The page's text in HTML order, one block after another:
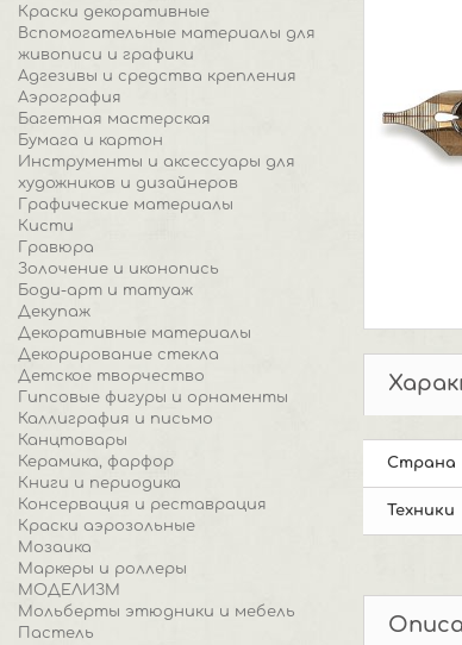
Краски декоративные
Вспомогательные материалы для
живописи и графики
Адгезивы и средства крепления
Аэрография
Багетная мастерская
Бумага и картон
Инструменты и аксессуары для
художников и дизайнеров
Графические материалы
Кисти
Гравюра
Золочение и иконопись
Боди-арт и татуаж
Декупаж
Декоративные материалы
Декорирование стекла
Детское творчество
Гипсовые фигуры и орнаменты
Каллиграфия и письмо
Канцтовары
Керамика, фарфор
Книги и периодика
Консервация и реставрация
Краски аэрозольные
Мозаика
Маркеры и роллеры
МОДЕЛИЗМ
Мольберты этюдники и мебель
Пастель
Страна
Техники